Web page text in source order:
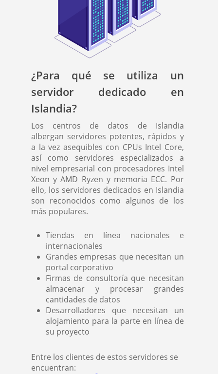
¿Para qué se utiliza un
servidor dedicado en
Islandia?
Los centros de datos de Islandia
albergan servidores potentes, rápidos y
a la vez asequibles con CPUs Intel Core,
así como servidores especializados a
nivel empresarial con procesadores Intel
Xeon y AMD Ryzen y memoria ECC. Por
ello, los servidores dedicados en Islandia
son reconocidos como algunos de los
más populares.
Tiendas en línea nacionales e
internacionales
Grandes empresas que necesitan un
portal corporativo
Firmas de consultoría que necesitan
almacenar y procesar grandes
cantidades de datos
Desarrolladores que necesitan un
alojamiento para la parte en línea de
su proyecto
Entre los clientes de estos servidores se
encuentran: